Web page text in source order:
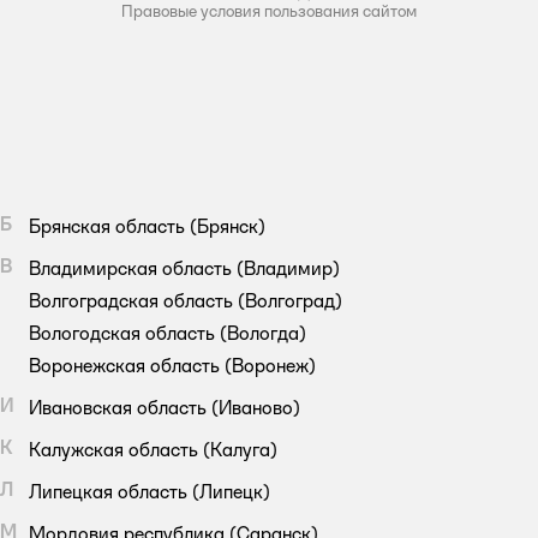
Правовые условия пользования сайтом
Б Брянская область (Брянск)
В
Владимирская область (Владимир)
Волгоградская область (Волгоград)
Вологодская область (Вологда)
Воронежская область (Воронеж)
И
Ивановская область (Иваново)
К
Калужская область (Калуга)
Л
Липецкая область (Липецк)
М